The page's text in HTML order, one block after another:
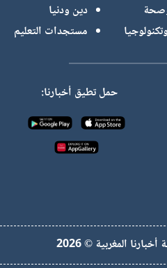
دين ودنيا
مستجدات التعليم
حمل تطيق أخبارنا:
المغربية © 2026